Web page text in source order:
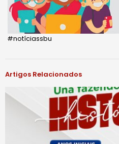
#notíciassbu
Artigos Relacionados